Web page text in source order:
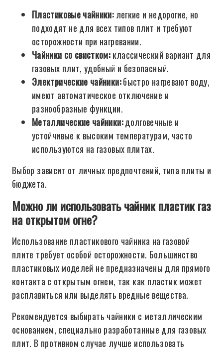
Пластиковые чайники:легкие и недорогие, но
подходят не для всех типов плит и требуют
осторожности при нагревании.
Чайники со свистком:классический вариант для
газовых плит, удобный и безопасный.
Электрические чайники:быстро нагревают воду,
имеют автоматическое отключение и
разнообразные функции.
Металлические чайники:долговечные и
устойчивые к высоким температурам, часто
используются на газовых плитах.
Выбор зависит от личных предпочтений, типа плиты и
бюджета.
Можно ли использовать чайник пластик газ
на открытом огне?
Использование пластикового чайника на газовой
плите требует особой осторожности. Большинство
пластиковых моделей не предназначены для прямого
контакта с открытым огнем, так как пластик может
расплавиться или выделять вредные вещества.
Рекомендуется выбирать чайники с металлическим
основанием, специально разработанные для газовых
плит. В противном случае лучше использовать